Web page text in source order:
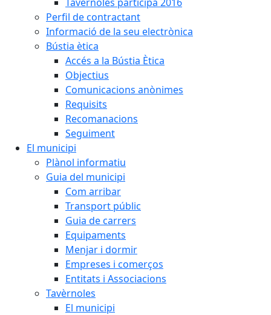
Perfil de contractant
Informació de la seu electrònica
Bústia ètica
Accés a la Bústia Ètica
Objectius
Comunicacions anònimes
Requisits
Recomanacions
Seguiment
El municipi
Plànol informatiu
Guia del municipi
Com arribar
Transport públic
Guia de carrers
Equipaments
Menjar i dormir
Empreses i comerços
Entitats i Associacions
Tavèrnoles
El municipi